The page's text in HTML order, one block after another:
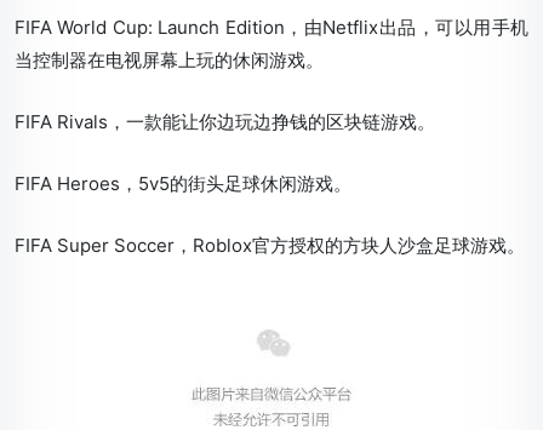
FIFA World Cup: Launch Edition，由Netflix出品，可以用手机
当控制器在电视屏幕上玩的休闲游戏。
FIFA Rivals，一款能让你边玩边挣钱的区块链游戏。
FIFA Heroes，5v5的街头足球休闲游戏。
FIFA Super Soccer，Roblox官方授权的方块人沙盒足球游戏。